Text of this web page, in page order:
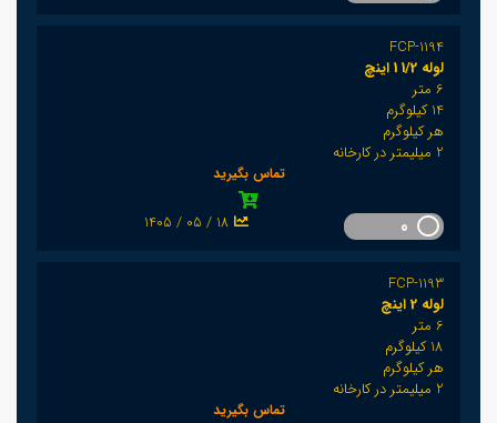
FCP-1194
لوله 1/2 1 اینچ
6 متر
14 کیلوگرم
هر کیلوگرم
2 میلیمتر در کارخانه
تماس بگیرید
1405 / 05 / 18
FCP-1193
لوله 2 اینچ
6 متر
18 کیلوگرم
هر کیلوگرم
2 میلیمتر در کارخانه
تماس بگیرید